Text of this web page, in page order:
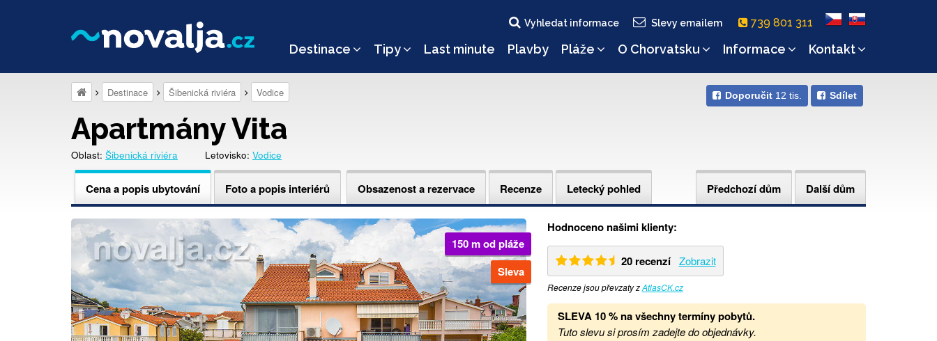
Vyhledat informace Slevy emailem 739 801 311
Destinace Tipy Last minute Plavby Pláže O Chorvatsku Informace Kontakt
Doporučit 12 tis. Sdílet
Destinace Šibenická riviéra Vodice
Apartmány Vita
Oblast: Šibenická riviéra Letovisko: Vodice
Předchozí dům Další dům
Cena a popis ubytování Foto a popis interiérů Obsazenost a rezervace Recenze Letecký pohled
150 m od pláže
Sleva
Hodnoceno našimi klienty:
20 recenzí Zobrazit
Recenze jsou převzaty zAtlasCK.cz
SLEVA 10 % na všechny termíny pobytů.
Tuto slevu si prosím zadejte do objednávky.